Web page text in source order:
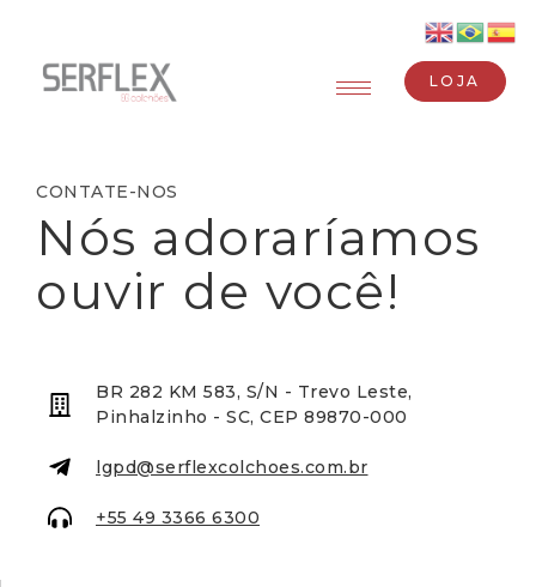
LOJA
CONTATE-NOS
Nós adoraríamos
ouvir de você!
BR 282 KM 583, S/N - Trevo Leste,
Pinhalzinho - SC, CEP 89870-000
lgpd@serflexcolchoes.com.br
+55 49 3366 6300